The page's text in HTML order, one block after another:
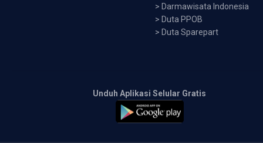
> Darmawisata Indonesia
> Duta PPOB
> Duta Sparepart
Unduh Aplikasi Selular Gratis